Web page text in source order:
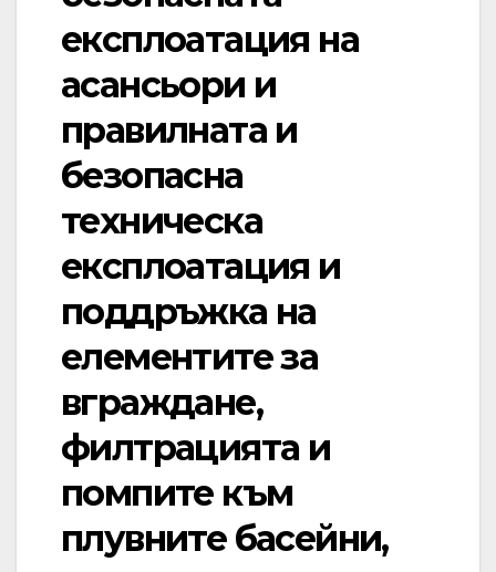
експлоатация на
асансьори и
правилната и
безопасна
техническа
експлоатация и
поддръжка на
елементите за
вграждане,
филтрацията и
помпите към
плувните басейни,